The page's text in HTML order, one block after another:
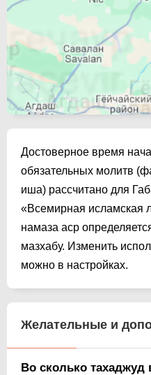
Достоверное время
обязательных молитв
иша) рассчитано для
«Всемирная исламская
намаза аср
мазхабу. Изменить
можно в настройках.
Желательные и
Во сколько тахаджуд